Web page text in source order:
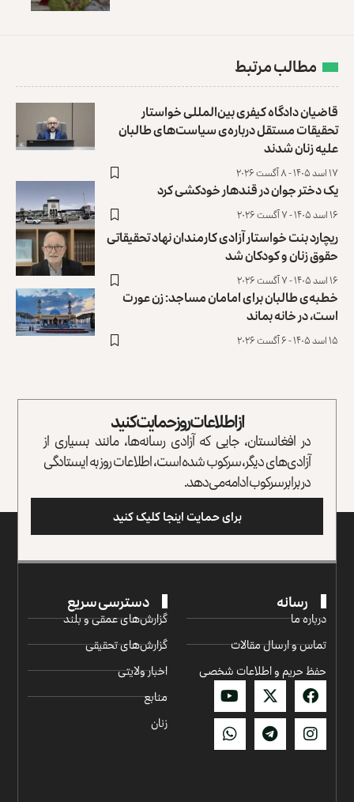
مطالب مرتبط
قاضیان دادگاه کیفری بین‌المللی خواستار
تحقیقات مستقل درباره‌ی سیاست‌های طالبان
علیه زنان شدند
۱۷ اسد ۱۴۰۵ - ۸ آگست ۲۰۲۶
یک دختر جوان در قندهار خودکشی کرد
۱۶ اسد ۱۴۰۵ - ۷ آگست ۲۰۲۶
ریچارد بنت خواستار آزادی کارمندان نهاد تحقیقاتی
حقوق زنان و کودکان شد
۱۶ اسد ۱۴۰۵ - ۷ آگست ۲۰۲۶
خطبه‌ی طالبان برای امامان مساجد: زن عورت
است، در خانه بماند
۱۵ اسد ۱۴۰۵ - ۶ آگست ۲۰۲۶
از اطلاعات روز حمایت کنید
در افغانستان، جایی که آزادی رسانه‌ها، مانند بسیاری از
آزادی‌های دیگر، سرکوب شده است، اطلاعات روز به ایستادگی
در برابر سرکوب ادامه می‌دهد.
برای حمایت اینجا کلیک کنید
رسانه
درباره ما
تماس و ارسال مقالات
حفظ حریم و اطلاعات شخصی
دسترسی سریع
گزارش‌‌های عمقی و بلند
گزارش‌های تحقیقی
اخبار ولایتی
منابع
زنان